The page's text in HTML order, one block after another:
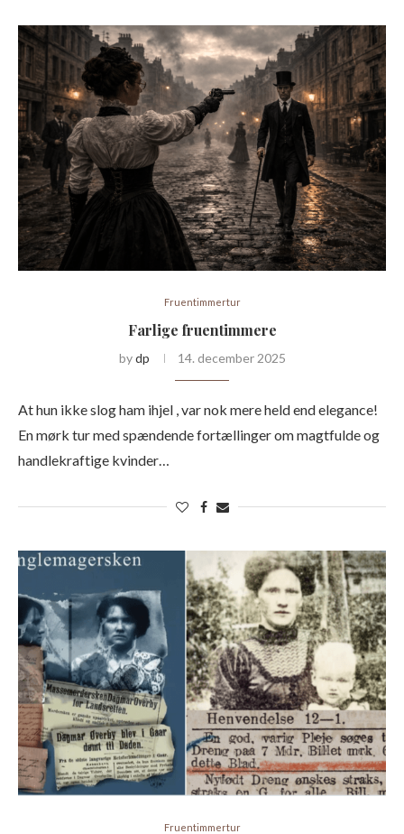
Fruentimmertur
Farlige fruentimmere
bydp 14. december 2025
At hun ikke slog ham ihjel , var nok mere held end elegance!
En mørk tur med spændende fortællinger om magtfulde og
handlekraftige kvinder…
Fruentimmertur